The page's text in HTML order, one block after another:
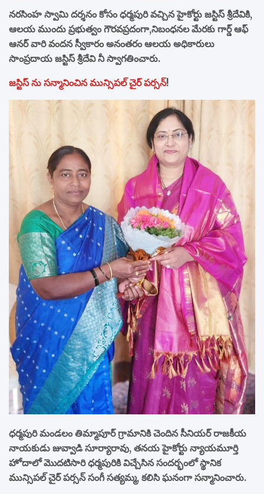
నరసింహ స్వామి దర్శనం కోసం ధర్మపురి వచ్చిన హైకోర్టు జస్టిస్ శ్రీదేవికి,
ఆలయ ముందు ప్రభుత్వం గౌరవప్రదంగా,నిబంధనల మేరకు గార్డ్ ఆఫ్
ఆనర్ వారి వందన స్వీకారం అనంతరం ఆలయ అధికారులు
సాంప్రదాయ జస్టిస్ శ్రీదేవి నీ స్వాగతించారు.
జస్టిస్ ను సన్మానించిన మున్సిపల్ చైర్ పర్సన్!
ధర్మపురి మండలం తిమ్మాపూర్ గ్రామానికి చెందిన సీనియర్ రాజకీయ
నాయకుడు జువ్వాడి సూర్యారావు, తనయ హైకోర్టు న్యాయమూర్తి
హోదాలో మొదటిసారి ధర్మపురికి విచ్చేసిన సందర్భంలో స్థానిక
మున్సిపల్ చైర్ పర్సన్ సంగీ సత్యమ్మ, కలిసి ఘనంగా సన్మానించారు.